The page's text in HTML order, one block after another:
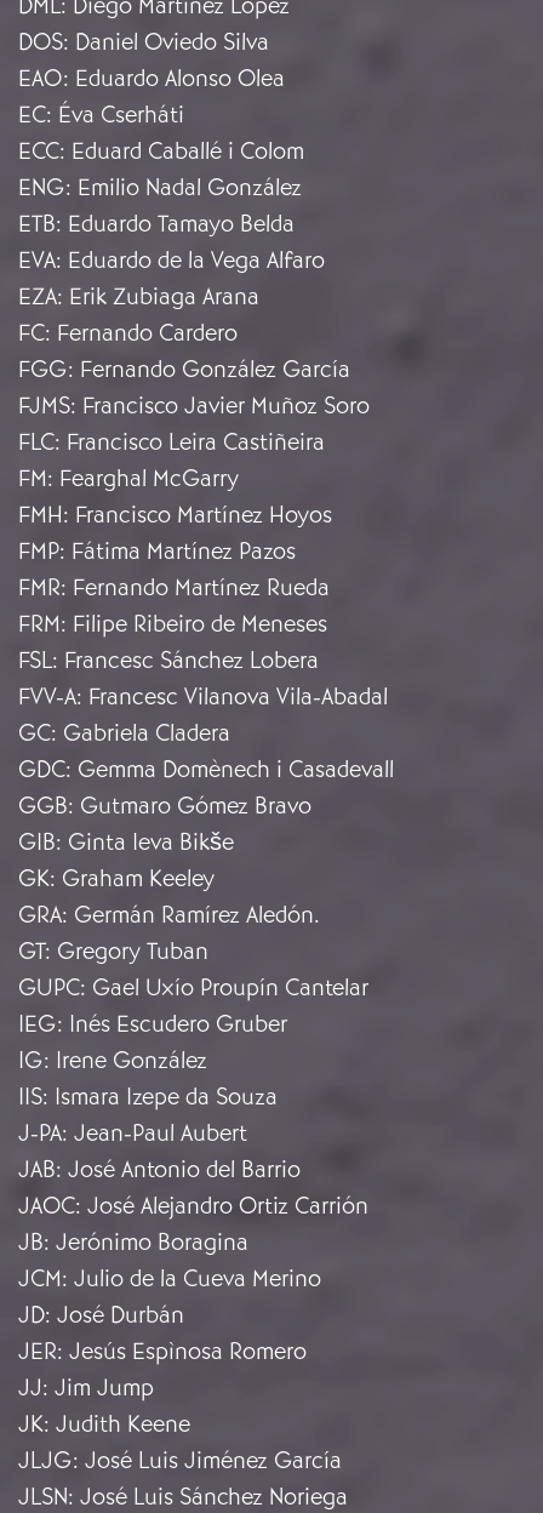
DOS: Daniel Oviedo Silva
EAO: Eduardo Alonso Olea
EC: Éva Cserháti
ECC: Eduard Caballé i Colom
ENG: Emilio Nadal González
ETB: Eduardo Tamayo Belda
EVA: Eduardo de la Vega Alfaro
EZA: Erik Zubiaga Arana
FC: Fernando Cardero
FGG: Fernando González García
FJMS: Francisco Javier Muñoz Soro
FLC: Francisco Leira Castiñeira
FM: Fearghal McGarry
FMH: Francisco Martínez Hoyos
FMP: Fátima Martínez Pazos
FMR: Fernando Martínez Rueda
FRM: Filipe Ribeiro de Meneses
FSL: Francesc Sánchez Lobera
FVV-A: Francesc Vilanova Vila-Abadal
GC: Gabriela Cladera
GDC: Gemma Domènech i Casadevall
GGB: Gutmaro Gómez Bravo
GIB: Ginta Ieva Bikše
GK: Graham Keeley
GRA: Germán Ramírez Aledón.
GT: Gregory Tuban
GUPC: Gael Uxío Proupín Cantelar
IEG: Inés Escudero Gruber
IG: Irene González
IIS: Ismara Izepe da Souza
J-PA: Jean-Paul Aubert
JAB: José Antonio del Barrio
JAOC: José Alejandro Ortiz Carrión
JB: Jerónimo Boragina
JCM: Julio de la Cueva Merino
JD: José Durbán
JER: Jesús Espìnosa Romero
JJ: Jim Jump
JK: Judith Keene
JLJG: José Luis Jiménez García
JLSN: José Luis Sánchez Noriega